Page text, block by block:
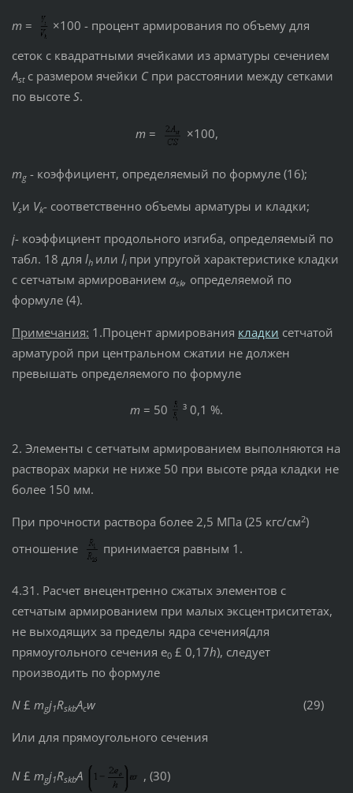
m =
×100 - процент армирования по объему для
сеток с квадратными ячейками из арматуры сечением
Ast с размером ячейки Спри расстоянии между сетками
по высоте S.
m = ×100,
mg - коэффициент, определяемый по формуле (16);
Vsи Vk- соответственно объемы арматуры и кладки;
j- коэффициент продольного изгиба, определяемый по
табл. 18 для lh или li при упругой характеристике кладки
с сетчатым армированием ask, определяемой по
формуле (4).
Примечания: 1.Процент армирования кладки сетчатой
арматурой при центральном сжатии не должен
превышать определяемого по формуле
m = 50 ³ 0,1 %.
2. Элементы с сетчатым армированием выполняются на
растворах марки не ниже 50 при высоте ряда кладки не
более 150 мм.
При прочности раствора более 2,5 МПа (25 кгс/см2)
отношение
принимается равным 1.
4.31. Расчет внецентренно сжатых элементов с
сетчатым армированием при малых эксцентриситетах,
не выходящих за пределы ядра сечения(для
прямоугольного сечения е0£ 0,17h), следует
производить по формуле
N £ mgj1RskbAcw (29)
Или для прямоугольного сечения
N £ mgj1RskbA , (30)